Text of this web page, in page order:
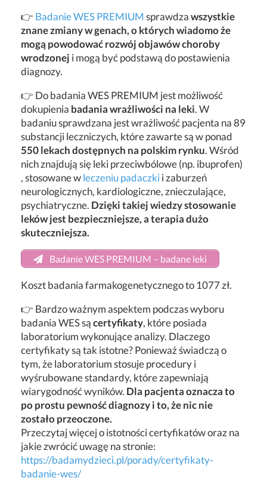
👉 Badanie WES PREMIUMsprawdzawszystkie
znane zmiany w genach, o których wiadomo że
mogą powodować rozwój objawów choroby
wrodzonej i mogą być podstawą do postawienia
diagnozy.
👉 Do badania WES PREMIUM jest możliwość
dokupienia badania wrażliwości na leki. W
badaniu sprawdzana jest wrażliwość pacjenta na 89
substancji leczniczych, które zawarte są w ponad
550 lekach dostępnych na polskim rynku. Wśród
nich znajdują się leki przeciwbólowe (np. ibuprofen)
, stosowane wleczeniu padaczkii zaburzeń
neurologicznych, kardiologiczne, znieczulające,
psychiatryczne. Dzięki takiej wiedzy stosowanie
leków jest bezpieczniejsze, a terapia dużo
skuteczniejsza.
Badanie WES PREMIUM – badane leki
Koszt badania farmakogenetycznego to 1077 zł.
👉 Bardzo ważnym aspektem podczas wyboru
badania WES sącertyfikaty, które posiada
laboratorium wykonujące analizy. Dlaczego
certyfikaty są tak istotne? Ponieważ świadczą o
tym, że laboratorium stosuje procedury i
wyśrubowane standardy, które zapewniają
wiarygodność wyników. Dla pacjenta oznacza to
po prostu pewność diagnozy i to, że nic nie
zostało przeoczone.
Przeczytaj więcej o istotności certyfikatów oraz na
jakie zwrócić uwagę na stronie:
https://badamydzieci.pl/porady/certyfikaty-
badanie-wes/